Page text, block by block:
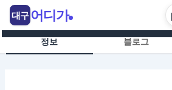
츠
정보 블로그
대구 어디가